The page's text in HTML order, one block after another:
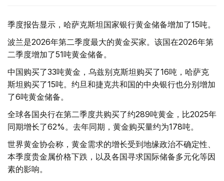
季度报告显示，哈萨克斯坦国家银行黄金储备增加了15吨。
波兰是2026年第二季度最大的黄金买家。该国在2026年第
二季度增加了51吨黄金储备。
中国购买了33吨黄金，乌兹别克斯坦购买了16吨，哈萨克
斯坦购买了15吨。约旦和捷克共和国的中央银行也分别增加
了6吨黄金储备。
全球各国央行在第二季度共购买了约289吨黄金，比2025年
同期增长了62%。去年同期，黄金购买量约为178吨。
世界黄金协会称，黄金需求的增长受到地缘政治不确定性、
本季度贵金属价格下跌，以及各国寻求国际储备多元化等因
素的影响。